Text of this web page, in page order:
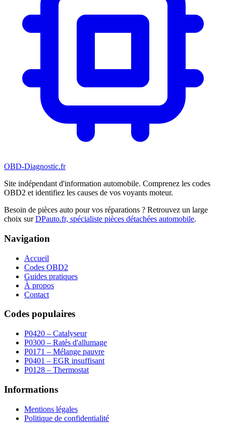
OBD-Diagnostic.fr
Site indépendant d'information automobile. Comprenez les codes
OBD2 et identifiez les causes de vos voyants moteur.
Besoin de pièces auto pour vos réparations ? Retrouvez un large
choix sur DPauto.fr, spécialiste pièces détachées automobile.
Navigation
Accueil
Codes OBD2
Guides pratiques
À propos
Contact
Codes populaires
P0420 – Catalyseur
P0300 – Ratés d'allumage
P0171 – Mélange pauvre
P0401 – EGR insuffisant
P0128 – Thermostat
Informations
Mentions légales
Politique de confidentialité